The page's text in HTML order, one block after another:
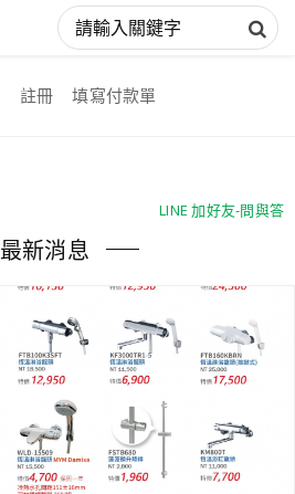
註冊 填寫付款單
LINE 加好友-問與答
最新消息